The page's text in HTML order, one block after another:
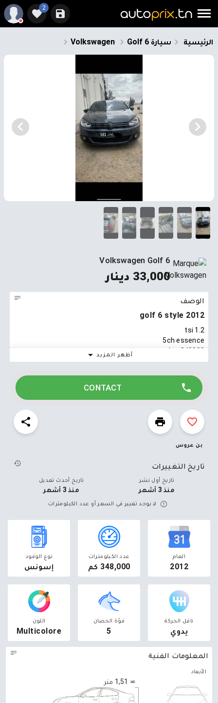
2
الرئيسية سيارة Volkswagen Golf 6
Volkswagen Golf 6
33,000 دينار
الوصف
golf 6 style 2012
1.2 tsi
5ch essence
348000 km
0 defaut
23150785
أظهر المزيد
CONTACT
بن عروس
تاريخ التغييرات
تاريخ أول نشر
منذ 3 أشهر
تاريخ أحدث تعديل
منذ 3 أشهر
لا يوجد تغيير في السعر أو عدد الكيلومترات
العام
2012
عدد الكيلومترات
348,000 كم
نوع الوقود
إسونس
ناقل الحركة
يدوي
قوّة الحصان
5
اللون
Multicolore
المعلومات الفنية
الأبعاد
≃ 1,51 متر